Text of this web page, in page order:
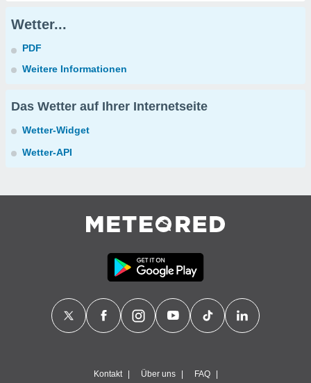
Wetter...
PDF
Weitere Informationen
Das Wetter auf Ihrer Internetseite
Wetter-Widget
Wetter-API
Kontakt Über uns FAQ